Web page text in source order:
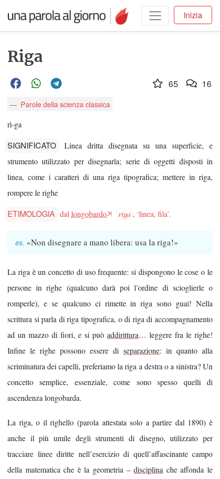
Inizia
Riga
Parole della scienza classica
rì-ga
SIGNIFICATO
Linea dritta disegnata su una superficie, e
strumento utilizzato per disegnarla; serie di oggetti disposti in
linea, come i caratteri di una riga tipografica; mettere in riga,
rompere le righe
ETIMOLOGIA dallongobardo riga , ‘linea, fila’.
«Non disegnare a mano libera: usa la riga!»
La riga è un concetto di uso frequente: si dispongono le cose o le
persone in righe (qualcuno darà poi l’ordine di scioglierle o
romperle), e se qualcuno ci rimette in riga sono guai! Nella
scrittura si parla di riga tipografica, o di riga di accompagnamento
ad un mazzo di fiori, e si può addirittura… leggere fra le righe!
Infine le righe possono essere di separazione: in quanto alla
scriminatura dei capelli, preferiamo la riga a destra o a sinistra? Un
concetto semplice, essenziale, come sono spesso quelli di
ascendenza longobarda.
La riga, o il righello (parola attestata solo a partire dal 1890) è
anche il più umile degli strumenti di disegno, utilizzato per
tracciare linee diritte nell’esercizio di quell’affascinante campo
della matematica che è la geometria –disciplina che affonda le
65 16